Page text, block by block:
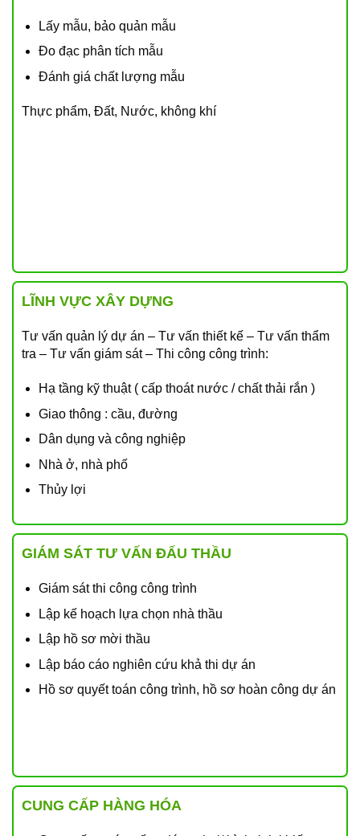
Lấy mẫu, bảo quản mẫu
Đo đạc phân tích mẫu
Đánh giá chất lượng mẫu
Thực phẩm, Đất, Nước, không khí
LĨNH VỰC XÂY DỰNG
Tư vấn quản lý dự án – Tư vấn thiết kế – Tư vấn thẩm
tra – Tư vấn giám sát – Thi công công trình:
Hạ tầng kỹ thuật ( cấp thoát nước / chất thải rắn )
Giao thông : cầu, đường
Dân dụng và công nghiệp
Nhà ở, nhà phố
Thủy lợi
GIÁM SÁT TƯ VẤN ĐẤU THẦU
Giám sát thi công công trình
Lập kế hoạch lựa chọn nhà thầu
Lập hồ sơ mời thầu
Lập báo cáo nghiên cứu khả thi dự án
Hồ sơ quyết toán công trình, hồ sơ hoàn công dự án
CUNG CẤP HÀNG HÓA